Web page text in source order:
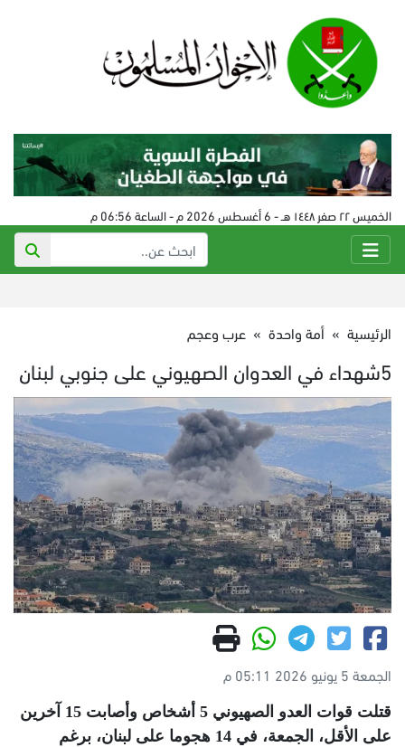
الخميس ٢٢ صفر ١٤٤٨ هـ - 6 أغسطس 2026 م - الساعة 06:56 م
الرئيسية » أمة واحدة » عرب وعجم
5شهداء في العدوان الصهيوني على جنوبي لبنان
الجمعة 5 يونيو 2026 05:11 م
قتلت قوات العدو الصهيوني 5 أشخاص وأصابت 15 آخرين
على الأقل، الجمعة، في 14 هجوما على لبنان، برغم